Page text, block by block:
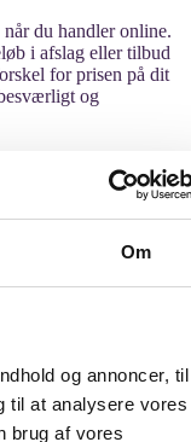
Om
og annoncer,
til at analysere vores
brug af vores
når du handler online.
i afslag eller tilbud
for prisen på dit
og
jagten på rabatter
Savier sørger nemlig
automatisk. Den tester
det samme den
i din indkøbskurv
nettet for aktive
– så slipper du
skulle indtaste den
den største